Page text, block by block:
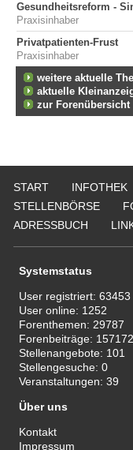
Gesundheitsreform -
Praxisinhaber
Privatpatienten-Frust
Praxisinhaber
weitere aktuelle
aktuelle
zur Forenübersicht
START INFOTHEK
STELLENBÖRSE
ADRESSBUCH
Systemstatus
User registriert:63453
User online: 1252
Forenthemen: 29787
Forenbeiträge: 157172
Stellenangebote: 101
Stellengesuche:0
Veranstaltungen:39
Über uns
Kontakt
Impressum